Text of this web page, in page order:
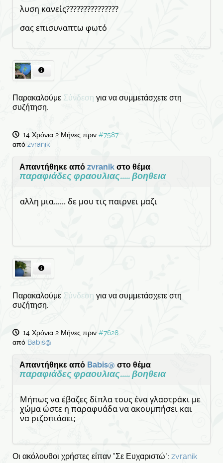
λυση κανείς???????????????
σας επισυναπτω φωτό
Παρακαλούμε Σύνδεση για να συμμετάσχετε στη
συζήτηση.
14 Χρόνια 2 Μήνες πριν #7587
από zvranik
Απαντήθηκε από zvranik στο θέμα
παραφιάδες φραουλιας..... βοηθεια
αλλη μια...... δε μου τις παιρνει μαζι
Παρακαλούμε Σύνδεση για να συμμετάσχετε στη
συζήτηση.
14 Χρόνια 2 Μήνες πριν #7628
από Babis@
Απαντήθηκε από Babis@ στο θέμα
παραφιάδες φραουλιας..... βοηθεια
Μήπως να έβαζες δίπλα τους ένα γλαστράκι με
χώμα ώστε η παραφυάδα να ακουμπήσει και
να ριζοπιάσει;
Οι ακόλουθοι χρήστες είπαν "Σε Ευχαριστώ": zvranik